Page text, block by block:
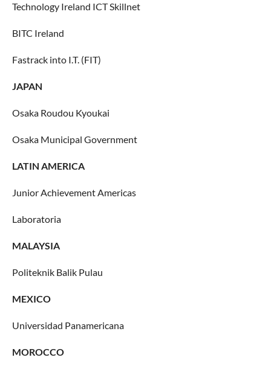
Technology Ireland ICT Skillnet
BITC Ireland
Fastrack into I.T. (FIT)
JAPAN
Osaka Roudou Kyoukai
Osaka Municipal Government
LATIN AMERICA
Junior Achievement Americas
Laboratoria
MALAYSIA
Politeknik Balik Pulau
MEXICO
Universidad Panamericana
MOROCCO